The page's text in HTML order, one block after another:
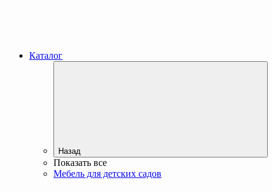
Каталог
Назад
Показать все
Мебель для детских садов